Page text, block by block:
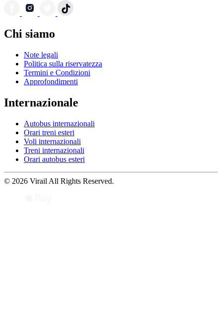
Chi siamo
Note legali
Politica sulla riservatezza
Termini e Condizioni
Approfondimenti
Internazionale
Autobus internazionali
Orari treni esteri
Voli internazionali
Treni internazionali
Orari autobus esteri
© 2026 Virail All Rights Reserved.